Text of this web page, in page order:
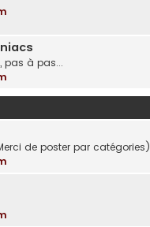
pas à pas...
de poster par catégories)